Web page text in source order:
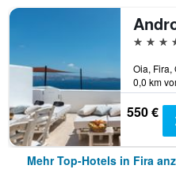
5
Oia, Fira,
0,0 km
550 €
Mehr Top-Hotels in Fira